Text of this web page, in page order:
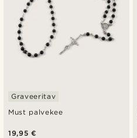
Must palvekee
Graveeritav
19,95 €